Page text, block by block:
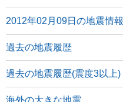
2012年02月09日の地震情報
過去の地震履歴
過去の地震履歴(震度3以上)
海外の大きな地震